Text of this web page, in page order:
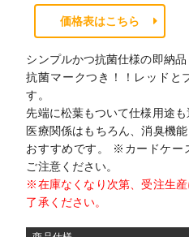
価格表はこちら
シンプルかつ抗菌仕様の即納品
抗菌マークつき！！レッドと
す。
先端に松葉もついて仕様用途も
医療関係はもちろん、消臭機
おすすめです。 ※カードケー
ご注意ください。
※在庫なくなり次第、受注生
了承ください。